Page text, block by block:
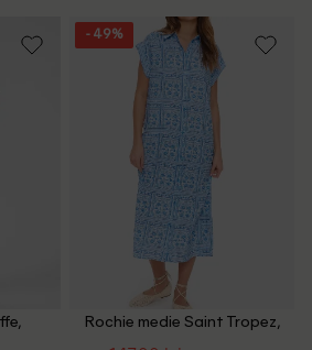
- 49%
Rochie medie Saint Tropez,